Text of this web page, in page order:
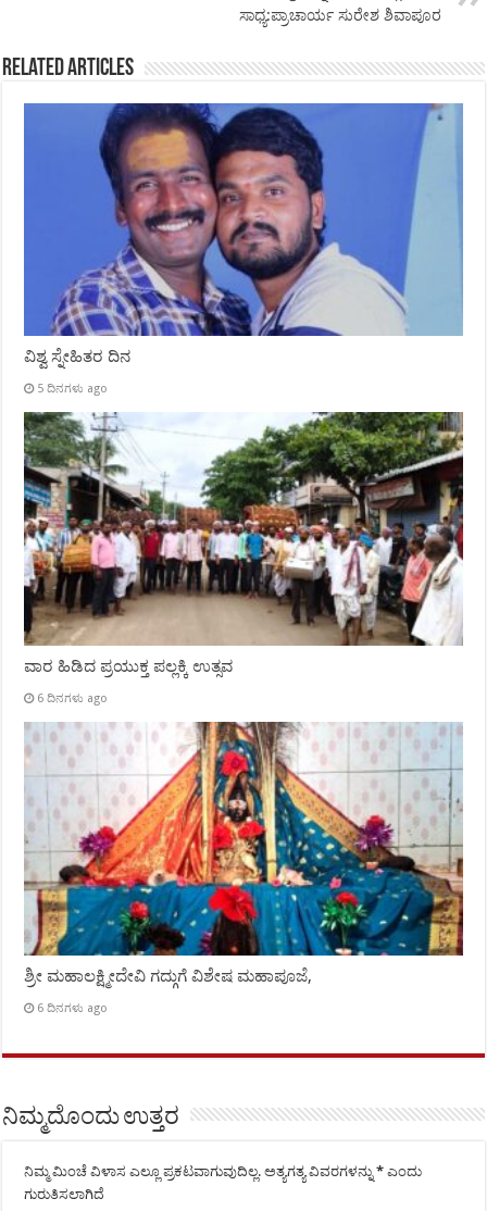
ಸಾಧ್ಯ:ಪ್ರಾಚಾರ್ಯ ಸುರೇಶ ಶಿವಾಪೂರ
Related Articles
ವಿಶ್ವ ಸ್ನೇಹಿತರ ದಿನ
5 ದಿನಗಳು ago
ವಾರ ಹಿಡಿದ ಪ್ರಯುಕ್ತ ಪಲ್ಲಕ್ಕಿ ಉತ್ಸವ
6 ದಿನಗಳು ago
ಶ್ರೀ ಮಹಾಲಕ್ಷ್ಮೀದೇವಿ ಗದ್ಗುಗೆ ವಿಶೇಷ ಮಹಾಪೂಜೆ,
6 ದಿನಗಳು ago
ನಿಮ್ಮದೊಂದು ಉತ್ತರ
ನಿಮ್ಮ ಮಿಂಚೆ ವಿಳಾಸ ಎಲ್ಲೂ ಪ್ರಕಟವಾಗುವುದಿಲ್ಲ. ಅತ್ಯಗತ್ಯ ವಿವರಗಳನ್ನು* ಎಂದು
ಗುರುತಿಸಲಾಗಿದೆ